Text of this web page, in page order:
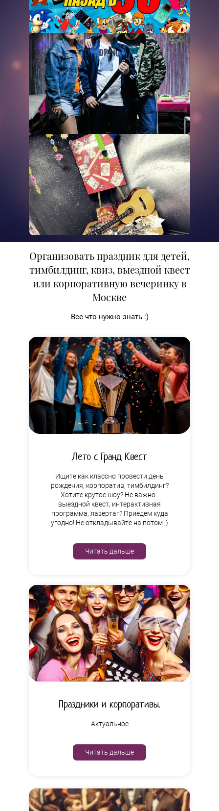
Организовать праздник для детей,
тимбилдинг, квиз, выездной квест
или корпоративную вечеринку в
Москве
Все что нужно знать :)
Лето с Гранд Квест
Ищите как классно провести день
рождения, корпоратив, тимбилдинг?
Хотите крутое шоу? Не важно -
выездной квест, интерактивная
программа, лазертаг? Приедем куда
угодно! Не откладывайте на потом ;)
Читать дальше
Праздники и корпоративы.
Актуальное
Читать дальше